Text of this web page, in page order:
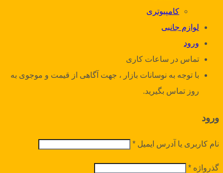
کامپیوتری
لوازم جانبی
ورود
تماس در ساعات کاری
با توجه به نوسانات بازار ، جهت آگاهی از قیمت و موجوی به
روز تماس بگیرید.
ورود
نام کاربری یا آدرس ایمیل *
گذرواژه *